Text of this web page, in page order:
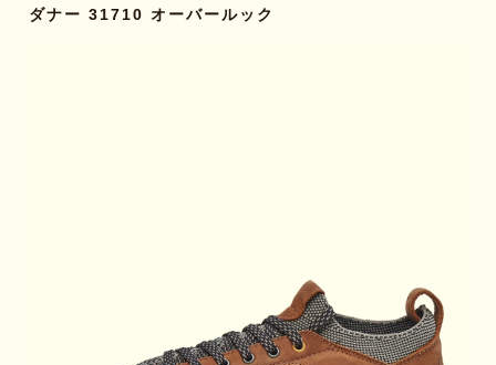
ダナー 31710 オーバールック